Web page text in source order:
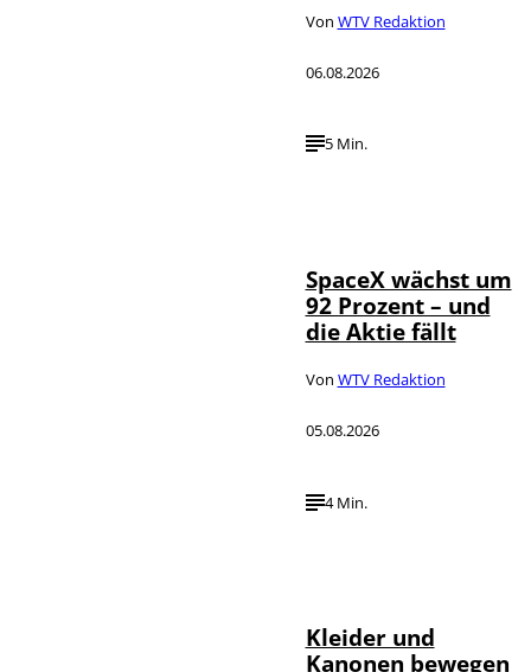
Von WTV Redaktion
06.08.2026
5 Min.
SpaceX wächst um
92 Prozent – und
die Aktie fällt
Von WTV Redaktion
05.08.2026
4 Min.
Kleider und
Kanonen bewegen